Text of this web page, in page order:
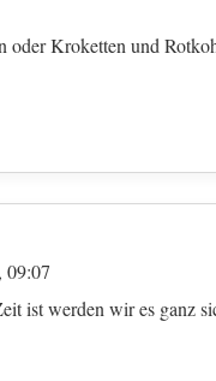
oder Kroketten und
09:07
ist werden wir es ganz